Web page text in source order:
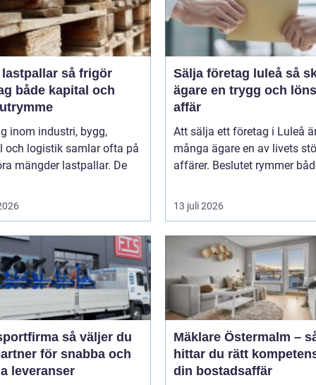
så frigör
både kapital och
inom industri, bygg,
och logistik samlar ofta på
mängder lastpallar. De
Sälja företag luleå så skapar
ägare en trygg och
affär
Att sälja ett företag i Luleå
många ägare en av livets
affärer. Beslutet rymmer
13 juli 2026
så väljer du
för snabba och
leveranser
Mäklare Östermalm –
hittar du rätt
din bostadsaffär